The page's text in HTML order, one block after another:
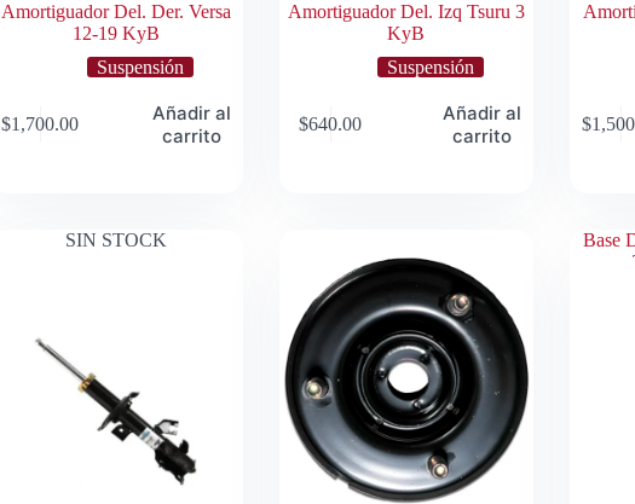
Amortiguador Del. Der. Versa
12-19 KyB
Suspensión
$1,700.00
Añadir al
carrito
Amortiguador Del. Izq Tsuru 3
KyB
Suspensión
$640.00
Añadir al
carrito
$
SIN STOCK